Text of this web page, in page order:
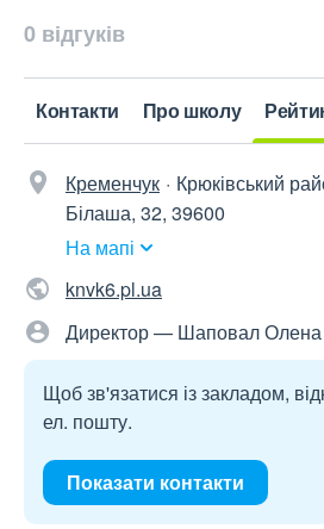
0 відгуків
Контакти Про школу
Кременчук Крюківський
Білаша, 32, 39600
На мапі
knvk6.pl.ua
Директор — Шаповал Олена
Щоб зв'язатися із закладом,
ел. пошту.
Показати контакти